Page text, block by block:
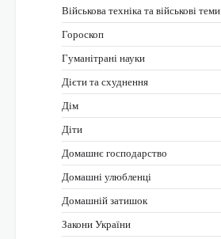
Військова техніка та військові теми
Гороскоп
Гуманітрані науки
Дієти та схуднення
Дім
Діти
Домашнє господарство
Домашні улюбленці
Домашній затишок
Закони України